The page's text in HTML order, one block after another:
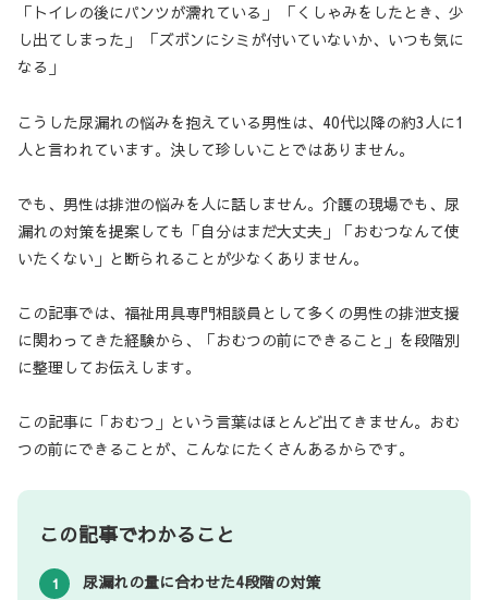
「トイレの後にパンツが濡れている」 「くしゃみをしたとき、少
し出てしまった」 「ズボンにシミが付いていないか、いつも気に
なる」
こうした尿漏れの悩みを抱えている男性は、40代以降の約3人に1
人と言われています。決して珍しいことではありません。
でも、男性は排泄の悩みを人に話しません。介護の現場でも、尿
漏れの対策を提案しても「自分はまだ大丈夫」「おむつなんて使
いたくない」と断られることが少なくありません。
この記事では、福祉用具専門相談員として多くの男性の排泄支援
に関わってきた経験から、「おむつの前にできること」を段階別
に整理してお伝えします。
この記事に「おむつ」という言葉はほとんど出てきません。おむ
つの前にできることが、こんなにたくさんあるからです。
この記事でわかること
1
尿漏れの量に合わせた4段階の対策